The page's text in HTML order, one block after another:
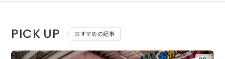
PICK UP おすすめの記事